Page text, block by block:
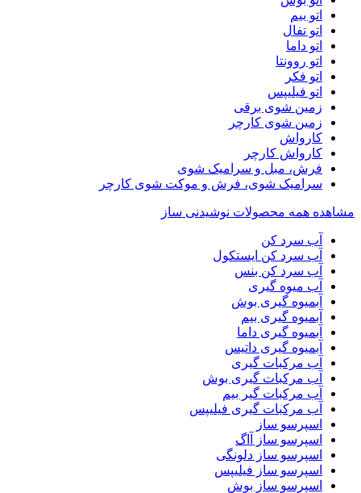
اتو بیم
اتو تفال
اتو داما
اتو روونتا
اتو فکر
اتو فیلیپس
زمین شوی برقی
زمین شوی کارچر
کارواش
کارواش کارچر
فرش، مبل و سرامیک شوی
سرامیک شوی، فرش و موکت شوی کارچر
مشاهده همه محصولات نوشیدنی ساز
آب سرد کن
آب سرد کن ایستکول
آب سرد کن بنس
آب میوه گیری
آبمیوه گیری بوش
آبمیوه گیری بیم
آبمیوه گیری داما
آبمیوه گیری داتیس
آب مرکبات گیری
آب مرکبات گیری بوش
آب مرکبات گیر بیم
آب مرکبات گیری فیلیپس
اسپرسو ساز
اسپرسو ساز آاگ
اسپرسو ساز دلونگی
اسپرسو ساز فیلیپس
اسپرسو ساز بوش